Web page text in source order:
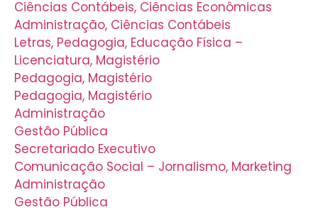
Ciências Contábeis, Ciências Econômicas
Administração, Ciências Contábeis
Letras, Pedagogia, Educação Física –
Licenciatura, Magistério
Pedagogia, Magistério
Pedagogia, Magistério
Administração
Gestão Pública
Secretariado Executivo
Comunicação Social – Jornalismo, Marketing
Administração
Gestão Pública